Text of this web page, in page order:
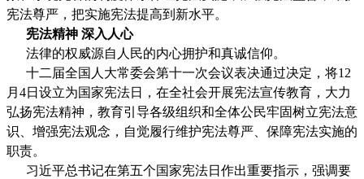
宪法尊严，把实施宪法提高到新水平。
宪法精神 深入人心
法律的权威源自人民的内心拥护和真诚信仰。
十二届全国人大常委会第十一次会议表决通过决定，将12
月4日设立为国家宪法日，在全社会开展宪法宣传教育，大力
弘扬宪法精神，教育引导各级组织和全体公民牢固树立宪法意
识、增强宪法观念，自觉履行维护宪法尊严、保障宪法实施的
职责。
习近平总书记在第五个国家宪法日作出重要指示，强调要